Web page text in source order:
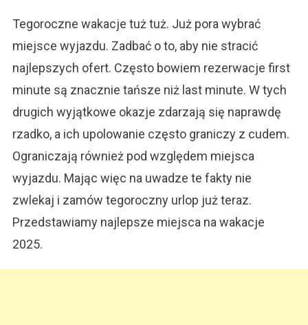
Tegoroczne wakacje tuż tuż. Już pora wybrać
miejsce wyjazdu. Zadbać o to, aby nie stracić
najlepszych ofert. Często bowiem rezerwacje first
minute są znacznie tańsze niż last minute. W tych
drugich wyjątkowe okazje zdarzają się naprawdę
rzadko, a ich upolowanie często graniczy z cudem.
Ograniczają również pod względem miejsca
wyjazdu. Mając więc na uwadze te fakty nie
zwlekaj i zamów tegoroczny urlop już teraz.
Przedstawiamy najlepsze miejsca na wakacje
2025.